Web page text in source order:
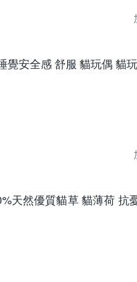
覺安全感 舒服 貓玩偶 貓
天然優質貓草 貓薄荷 抗